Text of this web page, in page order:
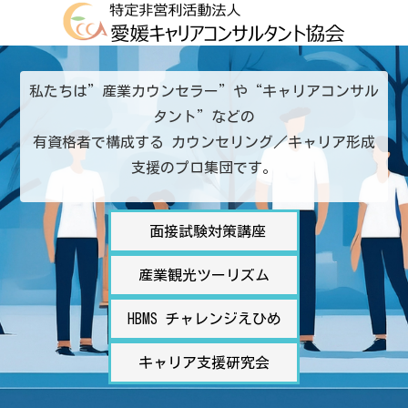
私たちは”産業カウンセラー”や“キャリアコンサル
タント”などの
有資格者で構成する カウンセリング／キャリア形成
支援のプロ集団です。
面接試験対策講座
産業観光ツーリズム
HBMS チャレンジえひめ
キャリア支援研究会